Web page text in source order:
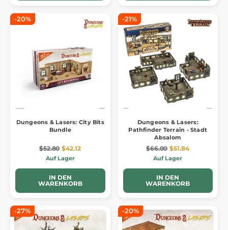
-20%
Dungeons & Lasers: City Bits
Bundle
$52.80 $42.12
Auf Lager
IN DEN
WARENKORB
-21%
Dungeons & Lasers:
Pathfinder Terrain - Stadt
Absalom
$66.00 $51.84
Auf Lager
IN DEN
WARENKORB
-27% -20%